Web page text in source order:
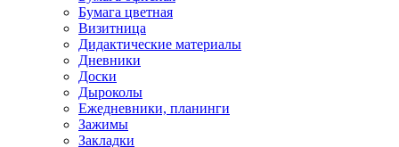
Бумага цветная
Визитница
Дидактические материалы
Дневники
Доски
Дыроколы
Ежедневники, планинги
Зажимы
Закладки